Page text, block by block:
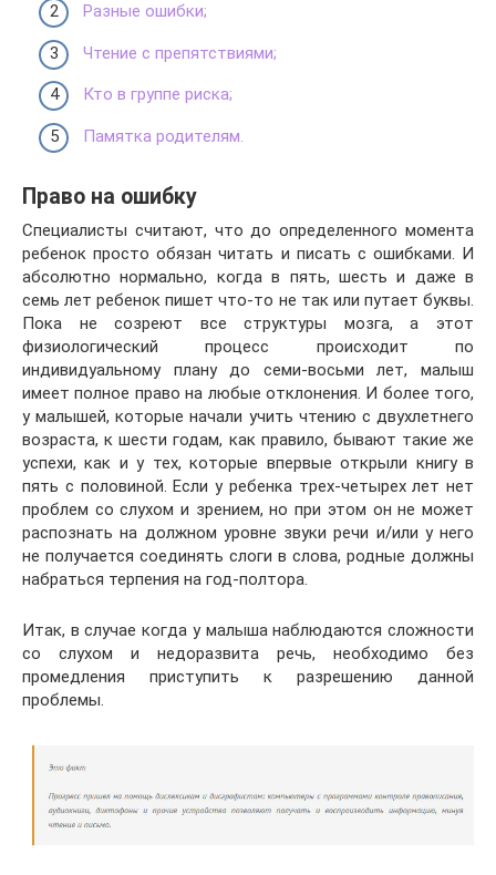
Разные ошибки;
Чтение с препятствиями;
Кто в группе риска;
Памятка родителям.
Право на ошибку
Специалисты считают, что до определенного момента
ребенок просто обязан читать и писать с ошибками. И
абсолютно нормально, когда в пять, шесть и даже в
семь лет ребенок пишет что-то не так или путает буквы.
Пока не созреют все структуры мозга, а этот
физиологический процесс происходит по
индивидуальному плану до семи-восьми лет, малыш
имеет полное право на любые отклонения. И более того,
у малышей, которые начали учить чтению с двухлетнего
возраста, к шести годам, как правило, бывают такие же
успехи, как и у тех, которые впервые открыли книгу в
пять с половиной. Если у ребенка трех-четырех лет нет
проблем со слухом и зрением, но при этом он не может
распознать на должном уровне звуки речи и/или у него
не получается соединять слоги в слова, родные должны
набраться терпения на год-полтора.
Итак, в случае когда у малыша наблюдаются сложности
со слухом и недоразвита речь, необходимо без
промедления приступить к разрешению данной
проблемы.